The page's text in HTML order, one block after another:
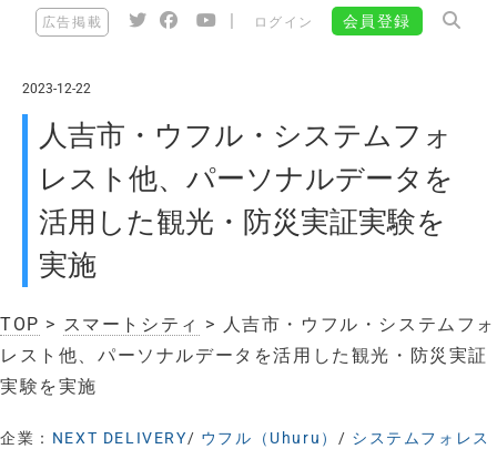
広告掲載 ログイン 会員登録
2023-12-22
人吉市・ウフル・システムフォ
レスト他、パーソナルデータを
活用した観光・防災実証実験を
実施
TOP > スマートシティ > 人吉市・ウフル・システムフォ
レスト他、パーソナルデータを活用した観光・防災実証
実験を実施
企業： NEXT DELIVERY/ ウフル（Uhuru） / システムフォレス